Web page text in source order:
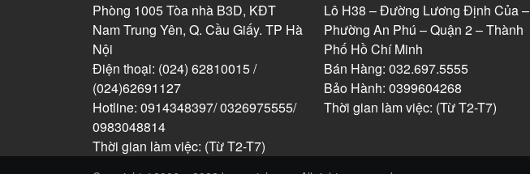
Phòng 1005 Tòa nhà B3D, KĐT
Nam Trung Yên, Q. Cầu Giấy. TP Hà
Nội
Điện thoại: (024) 62810015 /
(024)62691127
Hotline: 0914348397/ 0326975555/
0983048814
Thời gian làm việc: (Từ T2-T7)
Lô H38 – Đường Lương Định Của –
Phường An Phú – Quận 2 – Thành
Phố Hồ Chí Minh
Bán Hàng: 032.697.5555
Bảo Hành: 0399604268
Thời gian làm việc: (Từ T2-T7)